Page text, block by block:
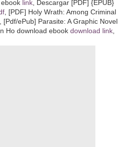
link, Descargar [PDF] {EPUB}
, [PDF] Holy Wrath: Among Criminal
, [Pdf/ePub] Parasite: A Graphic Novel
Ho download ebook download link,